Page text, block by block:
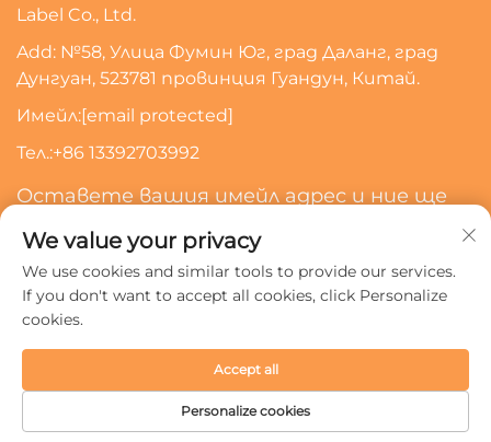
Label Co., Ltd.
Add: №58, Улица Фумин Юг, град Даланг, град
Дунгуан, 523781 провинция Гуандун, Китай.
Имейл:[email protected]
Тел.:+86 13392703992
Оставете вашия имейл адрес и ние ще
Абонирайте Се
Политика за поверителност
We value your privacy
We use cookies and similar tools to provide our services.
If you don't want to accept all cookies, click Personalize
cookies.
Personalize cookies
Accept all